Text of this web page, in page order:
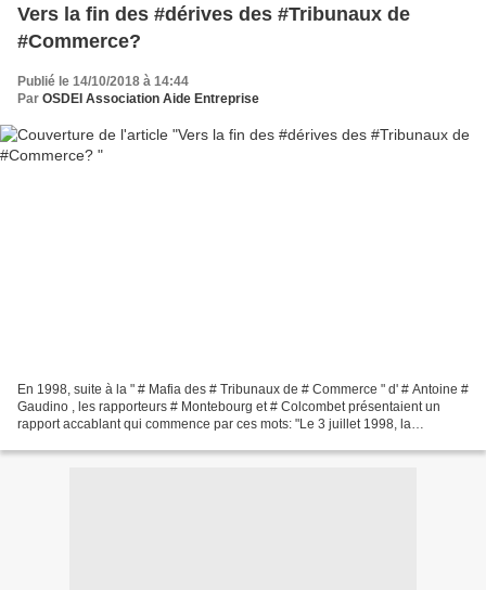
Vers la fin des #dérives des #Tribunaux de
#Commerce?
Publié le 14/10/2018 à 14:44
Par OSDEI Association Aide Entreprise
En 1998, suite à la " # Mafia des # Tribunaux de # Commerce " d' # Antoine #
Gaudino , les rapporteurs # Montebourg et # Colcombet présentaient un
rapport accablant qui commence par ces mots: "Le 3 juillet 1998, la